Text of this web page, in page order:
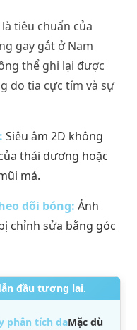
tiêu chuẩn của
gay gắt ở Nam
thể ghi lại được
do tia cực tím và sự
Siêu âm 2D không
thái dương hoặc
má.
dõi bóng: Ảnh
chỉnh sửa bằng góc
đầu tương lai.
phân tích daMặc dù